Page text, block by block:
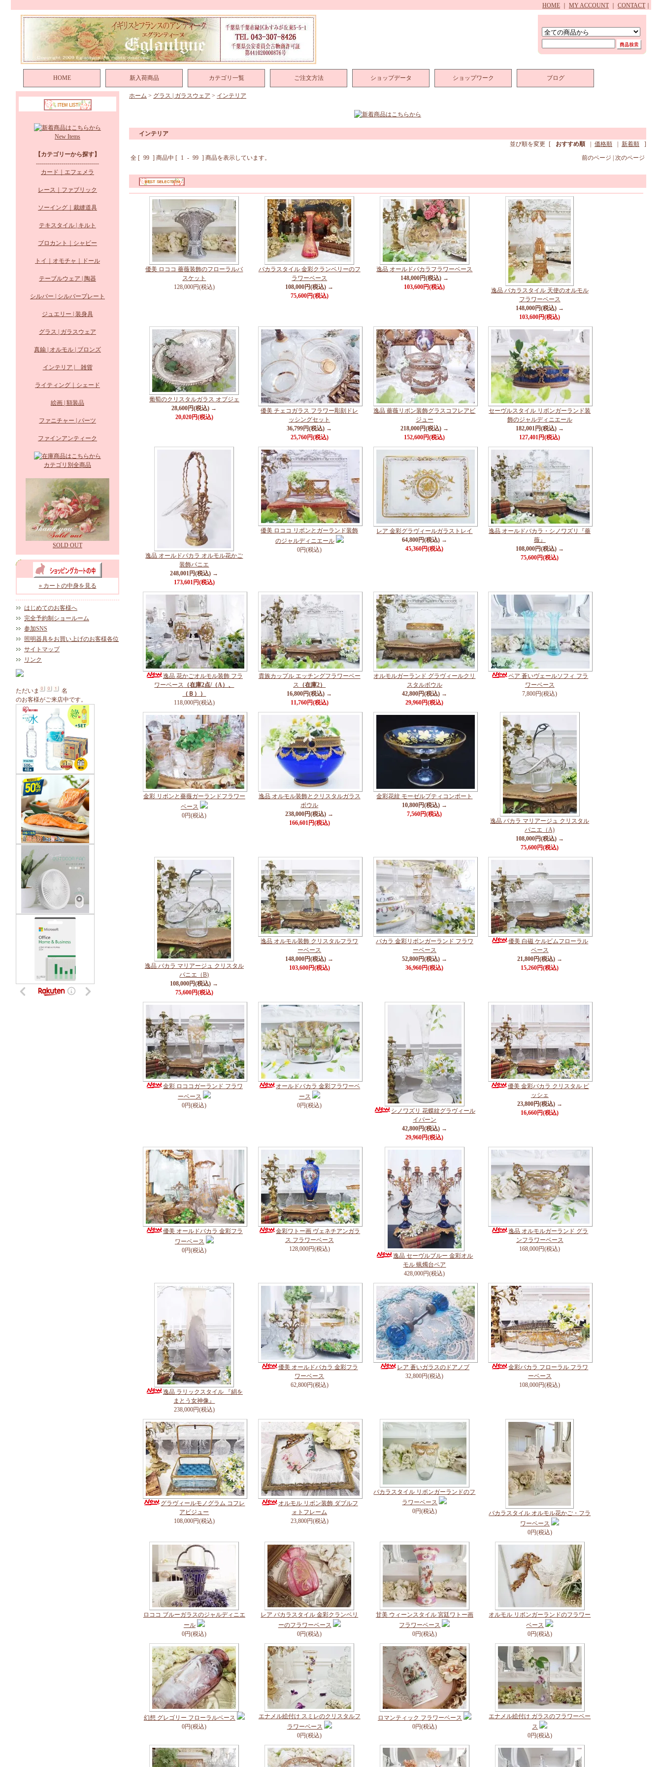
HOME MY ACCOUNT CONTACT
HOME 新入荷商品 カテゴリ一覧 ご注文方法 ショップデータ ショップワーク ブログ
New Items
【カテゴリーから探す】
--------------------------------
カード｜エフェメラ
レース｜ファブリック
ソーイング｜裁縫道具
テキスタイル | キルト
ブロカント｜シャビー
トイ｜オモチャ｜ドール
テーブルウェア | 陶器
シルバー | シルバープレート
ジュエリー | 装身具
グラス | ガラスウェア
真鍮 | オルモル | ブロンズ
インテリア | 雑貨
ライティング｜シェード
絵画 | 額装品
ファニチャー | パーツ
ファインアンティーク
カテゴリ別全商品
SOLD OUT
» カートの中身を見る
はじめてのお客様へ
完全予約制ショールーム
参加SNS
照明器具をお買い上げのお客様各位
サイトマップ
リンク
ただいま
名
のお客様がご来店中です。
ホーム > グラス | ガラスウェア > インテリア
インテリア
並び順を変更 [ おすすめ順 価格順 新着順
]
全 [ 99 ] 商品中 [ 1 - 99 ] 商品を表示しています。 前のページ | 次のページ
優美 ロココ 薔薇装飾のフローラルバ
スケット
128,000円(税込)
バカラスタイル 金彩クランベリーのフ
ラワーベース
108,000円(税込) →
75,600円(税込)
逸品 オールドバカラフラワーベース
148,000円(税込) →
103,600円(税込)
逸品 バカラスタイル 天使のオルモル
フラワーベース
148,000円(税込) →
103,600円(税込)
葡萄のクリスタルガラス オブジェ
28,600円(税込) →
20,020円(税込)
優美 チェコガラス フラワー彫刻ドレ
ッシングセット
36,799円(税込) →
25,760円(税込)
逸品 薔薇リボン装飾グラスコフレアビ
ジュー
218,000円(税込) →
152,600円(税込)
セーヴルスタイル リボンガーランド装
飾のジャルディニエール
182,001円(税込) →
127,401円(税込)
逸品 オールドバカラ オルモル花かご
装飾パニエ
248,001円(税込) →
173,601円(税込)
優美 ロココ リボンとガーランド装飾
のジャルディニエール
0円(税込)
レア 金彩グラヴィールガラストレイ
64,800円(税込) →
45,360円(税込)
逸品 オールドバカラ・シノワズリ『薔
薇』
108,000円(税込) →
75,600円(税込)
逸品 花かごオルモル装飾 フラ
ワーベース （在庫2点/（A）、
（Ｂ））
118,000円(税込)
貴族カップル エッチングフラワーベー
ス （在庫2）
16,800円(税込) →
11,760円(税込)
オルモルガーランド グラヴィールクリ
スタルボウル
42,800円(税込) →
29,960円(税込)
ペア 蒼いヴェールソフィ フラ
ワーベース
7,800円(税込)
金彩 リボンと薔薇ガーランドフラワー
ベース
0円(税込)
逸品 オルモル装飾とクリスタルガラス
ボウル
238,000円(税込) →
166,601円(税込)
金彩花紋 モーゼルプティコンポート
10,800円(税込) →
7,560円(税込)
逸品 バカラ マリアージュ クリスタル
パニエ（A)
108,000円(税込) →
75,600円(税込)
逸品 バカラ マリアージュ クリスタル
パニエ（B)
108,000円(税込) →
75,600円(税込)
逸品 オルモル装飾 クリスタルフラワ
ーベース
148,000円(税込) →
103,600円(税込)
バカラ 金彩リボンガーランド フラワ
ーベース
52,800円(税込) →
36,960円(税込)
優美 白磁 ケルビムフローラル
ベース
21,800円(税込) →
15,260円(税込)
金彩 ロココガーランド フラワ
ーベース
0円(税込)
オールドバカラ 金彩フラワーベ
ース
0円(税込)
シノワズリ 花蝶紋グラヴィール
イパーン
42,800円(税込) →
29,960円(税込)
優美 金彩バカラ クリスタル ピ
ッシェ
23,800円(税込) →
16,660円(税込)
優美 オールドバカラ 金彩フラ
ワーベース
0円(税込)
金彩ワトー画 ヴェネチアンガラ
ス フラワーベース
128,000円(税込)
逸品 セーヴルブルー 金彩オル
モル 蝋燭台ペア
428,000円(税込)
逸品 オルモルガーランド グラ
ンフラワーベース
168,000円(税込)
逸品 ラリックスタイル 『絹を
まとう女神像』
238,000円(税込)
優美 オールドバカラ 金彩フラ
ワーベース
62,800円(税込)
レア 蒼いガラスのドアノブ
32,800円(税込)
金彩バカラ フローラル フラワ
ーベース
108,000円(税込)
グラヴィールモノグラム コフレ
アビジュー
108,000円(税込)
オルモル リボン装飾 ダブルフ
ォトフレーム
23,800円(税込)
バカラスタイル リボンガーランドのフ
ラワーベース
0円(税込)
バカラスタイル オルモル花かご・フラ
ワーベース
0円(税込)
ロココ ブルーガラスのジャルディニエ
ール
0円(税込)
レア バカラスタイル 金彩クランベリ
ーのフラワーベース
0円(税込)
甘美 ウィーンスタイル 宮廷ワトー画
フラワーベース
0円(税込)
オルモル リボンガーランドのフラワー
ベース
0円(税込)
幻想 グレゴリー フローラルベース
0円(税込)
エナメル絵付け スミレのクリスタルフ
ラワーベース
0円(税込)
ロマンティック フラワーベース
0円(税込)
エナメル絵付け ガラスのフラワーベー
ス
0円(税込)